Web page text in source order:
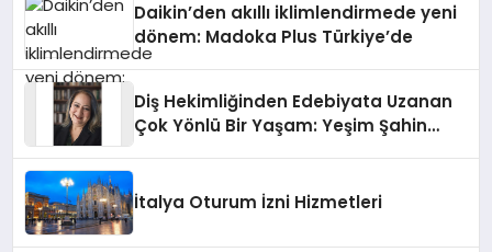
Daikin’den akıllı iklimlendirmede yeni
dönem: Madoka Plus Türkiye’de
Diş Hekimliğinden Edebiyata Uzanan
Çok Yönlü Bir Yaşam: Yeşim Şahin
İtalya Oturum İzni Hizmetleri